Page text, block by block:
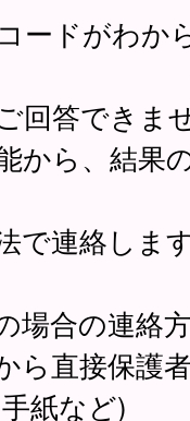
ードがわか
回答できま
から、結果
で連絡しま
場合の連絡方
ら直接保護
紙など)